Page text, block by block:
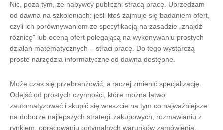
Nic, poza tym, że nabywcy publiczni stracą pracę. Uprzedzam
od dawna na szkoleniach: jeśli ktoś zajmuje się badaniem ofert,
czyli ich porównywaniem ze specyfikacją na zasadzie „znajdź
różnicę” lub oceną ofert polegającą na wykonywaniu prostych
działań matematycznych – straci pracę. Do tego wystarczą
proste narzędzia informatyczne od dawna dostępne.
Może czas się przebranżowić, a raczej zmienić specjalizację.
Odejść od prostych czynności, które można łatwo
zautomatyzować i skupić się wreszcie na tym co najważniejsze:
na doborze najlepszych strategii zakupowych, rozmawianiu z
rynkiem, opracowaniu optymalnych warunków zamówienia,